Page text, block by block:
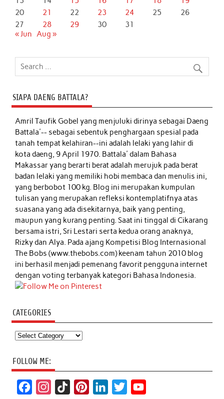
20
21 22 23 24 25
26
27
28 29 30
31
« Jun Aug »
SIAPA DAENG BATTALA?
Amril Taufik Gobelyang menjuluki dirinya sebagai Daeng
Battala'-- sebagai sebentuk penghargaan spesial pada
tanah tempat kelahiran--ini adalah lelaki yang lahir di
kota daeng, 9 April 1970. Battala' dalam Bahasa
Makassar yang berarti berat adalah merujuk pada berat
badan lelaki yang memiliki hobi membaca dan menulis ini,
yang berbobot 100 kg. Blog ini merupakan kumpulan
tulisan yang merupakan refleksi kontemplatifnya atas
suasana yang ada disekitarnya, baik yang penting,
maupun yang kurang penting. Saat ini tinggal di Cikarang
bersama istri, Sri Lestari serta kedua orang anaknya,
Rizky dan Alya. Pada ajang Kompetisi Blog Internasional
The Bobs (www.thebobs.com) keenam tahun 2010 blog
ini berhasil menjadi pemenang favorit pengguna internet
dengan voting terbanyak kategori Bahasa Indonesia.
CATEGORIES
Categories
FOLLOW ME: